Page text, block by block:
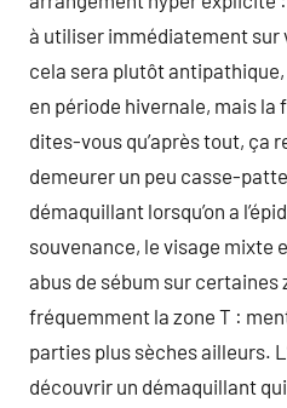
à utiliser immédiatement sur
cela sera plutôt
en période hivernale, mais la
dites-vous qu’après tout, ça
demeurer un peu casse-
démaquillant lorsqu’on a
souvenance, le visage mixte
abus de sébum sur certaines
fréquemment la zone T :
parties plus sèches ailleurs.
découvrir un démaquillant